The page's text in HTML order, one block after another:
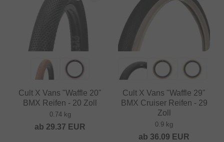
Cult X Vans "Waffle 20"
BMX Reifen - 20 Zoll
0.74 kg
ab 29.37 EUR
Cult X Vans "Waffle 29"
BMX Cruiser Reifen - 29
Zoll
0.9 kg
ab 36.09 EUR